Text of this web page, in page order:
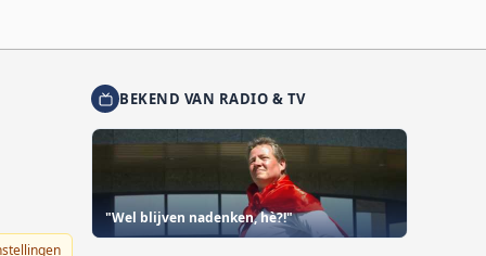
BEKEND VAN RADIO & TV
"Wel blijven nadenken, hè?!"